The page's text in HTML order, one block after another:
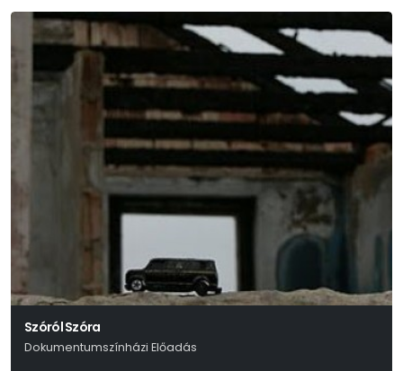
Szóról Szóra
Dokumentumszínházi Előadás